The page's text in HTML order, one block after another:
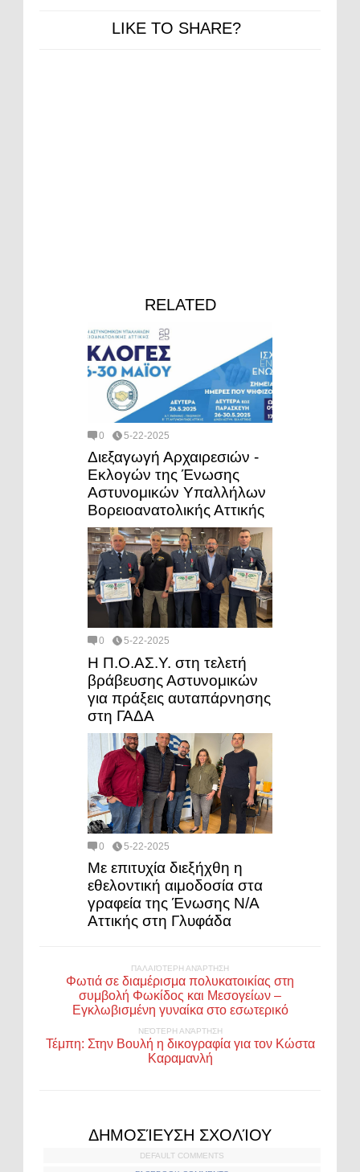
LIKE TO SHARE?
RELATED
0 5-22-2025
Διεξαγωγή Αρχαιρεσιών -
Εκλογών της Ένωσης
Αστυνομικών Υπαλλήλων
Βορειοανατολικής Αττικής
0 5-22-2025
Η Π.Ο.ΑΣ.Υ. στη τελετή
βράβευσης Αστυνομικών
για πράξεις αυταπάρνησης
στη ΓΑΔΑ
0 5-22-2025
Με επιτυχία διεξήχθη η
εθελοντική αιμοδοσία στα
γραφεία της Ένωσης Ν/Α
Αττικής στη Γλυφάδα
ΠΑΛΑΙΌΤΕΡΗ ΑΝΆΡΤΗΣΗ
Φωτιά σε διαμέρισμα πολυκατοικίας στη
συμβολή Φωκίδος και Μεσογείων –
Εγκλωβισμένη γυναίκα στο εσωτερικό
ΝΕΌΤΕΡΗ ΑΝΆΡΤΗΣΗ
Τέμπη: Στην Βουλή η δικογραφία για τον Κώστα
Καραμανλή
ΔΗΜΟΣΊΕΥΣΗ ΣΧΟΛΊΟΥ
DEFAULT COMMENTS